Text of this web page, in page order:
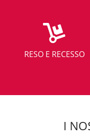
RESO E RECESSO
I